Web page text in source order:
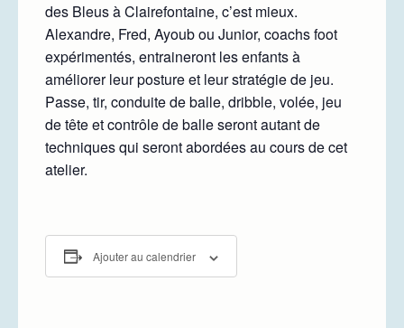
des Bleus à Clairefontaine, c’est mieux.
Alexandre, Fred, Ayoub ou Junior, coachs foot
expérimentés, entraineront les enfants à
améliorer leur posture et leur stratégie de jeu.
Passe, tir, conduite de balle, dribble, volée, jeu
de tête et contrôle de balle seront autant de
techniques qui seront abordées au cours de cet
atelier.
Ajouter au calendrier